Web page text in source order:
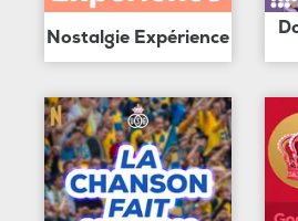
Nostalgie Expérience